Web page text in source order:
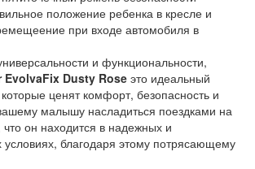
положение ребенка в кресле и
при входе автомобиля в
и функциональности,
EvolvaFix Dusty Rose это идеальный
ценят комфорт, безопасность и
малышу насладиться поездками на
он находится в надежных и
благодаря этому потрясающему